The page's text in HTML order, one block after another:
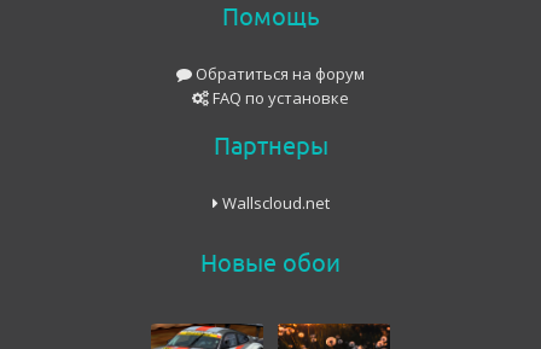
Помощь
Обратиться на форум
FAQ по установке
Партнеры
Wallscloud.net
Новые обои